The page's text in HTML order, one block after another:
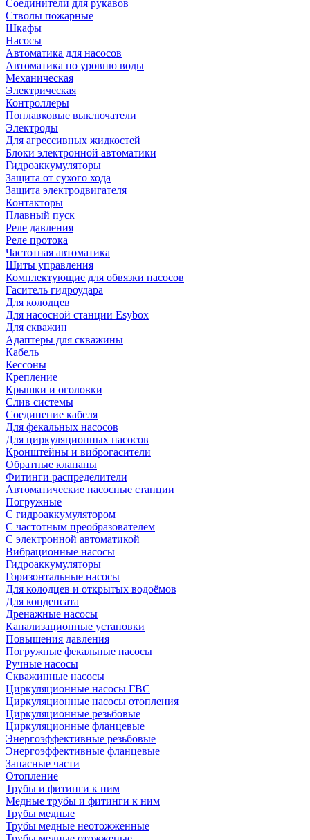
Соединители для рукавов
Стволы пожарные
Шкафы
Насосы
Автоматика для насосов
Автоматика по уровню воды
Механическая
Электрическая
Контроллеры
Поплавковые выключатели
Электроды
Для агрессивных жидкостей
Блоки электронной автоматики
Гидроаккумуляторы
Защита от сухого хода
Защита электродвигателя
Контакторы
Плавный пуск
Реле давления
Реле протока
Частотная автоматика
Щиты управления
Комплектующие для обвязки насосов
Гаситель гидроудара
Для колодцев
Для насосной станции Esybox
Для скважин
Адаптеры для скважины
Кабель
Кессоны
Крепление
Крышки и оголовки
Слив системы
Соединение кабеля
Для фекальных насосов
Для циркуляционных насосов
Кронштейны и виброгасители
Обратные клапаны
Фитинги распределители
Автоматические насосные станции
Погружные
С гидроаккумулятором
С частотным преобразователем
С электронной автоматикой
Вибрационные насосы
Гидроаккумуляторы
Горизонтальные насосы
Для колодцев и открытых водоёмов
Для конденсата
Дренажные насосы
Канализационные установки
Повышения давления
Погружные фекальные насосы
Ручные насосы
Скважинные насосы
Циркуляционные насосы ГВС
Циркуляционные насосы отопления
Циркуляционные резьбовые
Циркуляционные фланцевые
Энергоэффективные резьбовые
Энергоэффективные фланцевые
Запасные части
Отопление
Трубы и фитинги к ним
Медные трубы и фитинги к ним
Трубы медные
Трубы медные неотожженные